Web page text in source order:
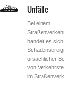
Unfälle
Bei einem
handelt es sich
ursächlicher
von
im